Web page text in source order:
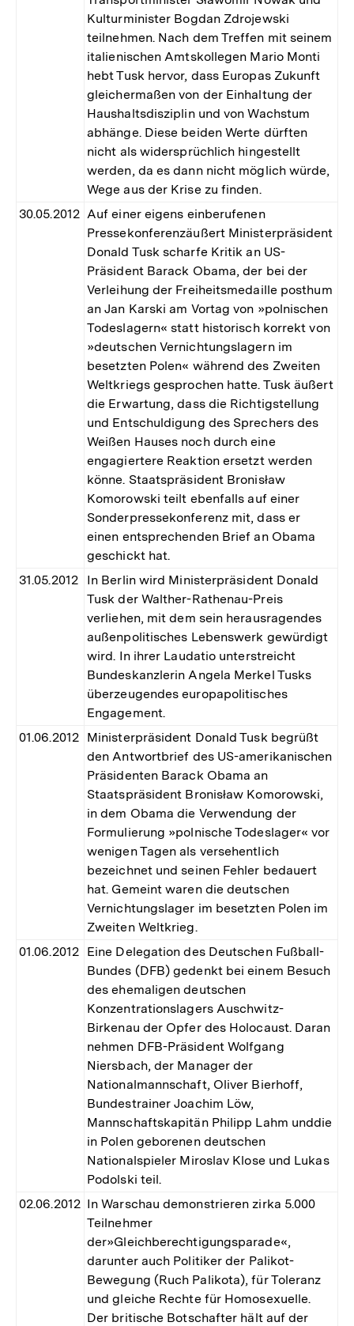
Kulturminister Bogdan Zdrojewski
teilnehmen. Nach dem Treffen mit seinem
italienischen Amtskollegen Mario Monti
hebt Tusk hervor, dass Europas Zukunft
gleichermaßen von der Einhaltung der
Haushaltsdisziplin und von Wachstum
abhänge. Diese beiden Werte dürften
nicht als widersprüchlich hingestellt
werden, da es dann nicht möglich würde,
Wege aus der Krise zu finden.
30.05.2012 Auf einer eigens einberufenen
Pressekonferenzäußert Ministerpräsident
Donald Tusk scharfe Kritik an US-
Präsident Barack Obama, der bei der
Verleihung der Freiheitsmedaille posthum
an Jan Karski am Vortag von »polnischen
Todeslagern« statt historisch korrekt von
»deutschen Vernichtungslagern im
besetzten Polen« während des Zweiten
Weltkriegs gesprochen hatte. Tusk äußert
die Erwartung, dass die Richtigstellung
und Entschuldigung des Sprechers des
Weißen Hauses noch durch eine
engagiertere Reaktion ersetzt werden
könne. Staatspräsident Bronisław
Komorowski teilt ebenfalls auf einer
Sonderpressekonferenz mit, dass er
einen entsprechenden Brief an Obama
geschickt hat.
31.05.2012
In Berlin wird Ministerpräsident Donald
Tusk der Walther-Rathenau-Preis
verliehen, mit dem sein herausragendes
außenpolitisches Lebenswerk gewürdigt
wird. In ihrer Laudatio unterstreicht
Bundeskanzlerin Angela Merkel Tusks
überzeugendes europapolitisches
Engagement.
01.06.2012 Ministerpräsident Donald Tusk begrüßt
den Antwortbrief des US-amerikanischen
Präsidenten Barack Obama an
Staatspräsident Bronisław Komorowski,
in dem Obama die Verwendung der
Formulierung »polnische Todeslager« vor
wenigen Tagen als versehentlich
bezeichnet und seinen Fehler bedauert
hat. Gemeint waren die deutschen
Vernichtungslager im besetzten Polen im
Zweiten Weltkrieg.
01.06.2012 Eine Delegation des Deutschen Fußball-
Bundes (DFB) gedenkt bei einem Besuch
des ehemaligen deutschen
Konzentrationslagers Auschwitz-
Birkenau der Opfer des Holocaust. Daran
nehmen DFB-Präsident Wolfgang
Niersbach, der Manager der
Nationalmannschaft, Oliver Bierhoff,
Bundestrainer Joachim Löw,
Mannschaftskapitän Philipp Lahm unddie
in Polen geborenen deutschen
Nationalspieler Miroslav Klose und Lukas
Podolski teil.
02.06.2012 In Warschau demonstrieren zirka 5.000
Teilnehmer
der»Gleichberechtigungsparade«,
darunter auch Politiker der Palikot-
Bewegung (Ruch Palikota), für Toleranz
und gleiche Rechte für Homosexuelle.
Der britische Botschafter hält auf der